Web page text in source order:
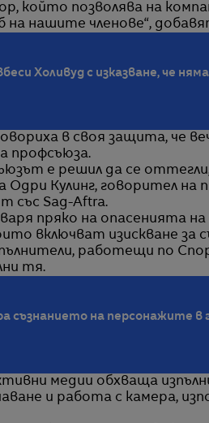
който позволява на
на нашите членове“,
Холивуд с изказване, че
в своя защита, че
профсъюза.
е решил да се
Одри Кулинг, говорител на
със Sag-Aftra.
пряко на опасенията на
включват изискване за
работещи по
тя.
съзнанието на персонажите в
медии обхваща
и работа с камера,